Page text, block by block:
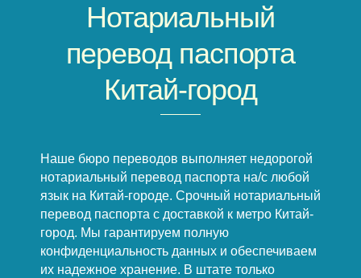
Нотариальный
перевод паспорта
Китай-город
Наше бюро переводов выполняет недорогой
нотариальный перевод паспорта на/с любой
язык на Китай-городе. Срочный нотариальный
перевод паспорта с доставкой к метро Китай-
город. Мы гарантируем полную
конфиденциальность данных и обеспечиваем
их надежное хранение. В штате только